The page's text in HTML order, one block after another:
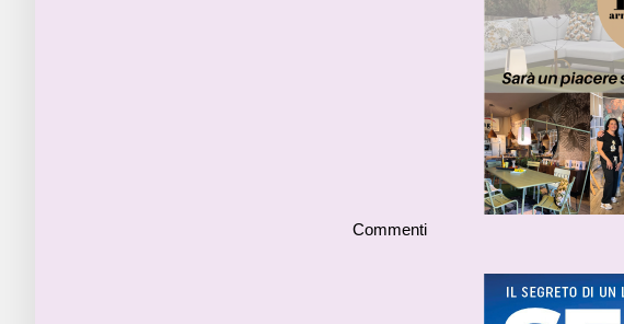
Commenti